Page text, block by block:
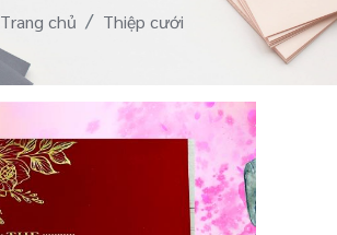
Trang chủ Thiệp cưới